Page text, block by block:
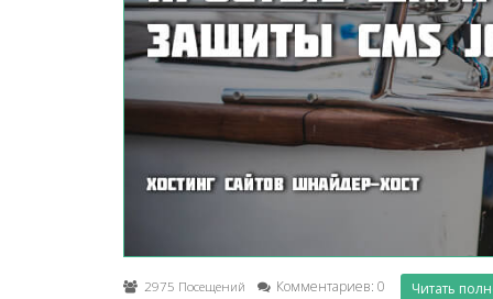
2975 Посещений Комментариев: 0 Читать